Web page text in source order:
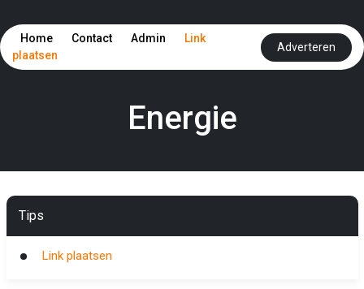
Home Contact Admin
Link
plaatsen
Adverteren
Energie
Tips
Link plaatsen